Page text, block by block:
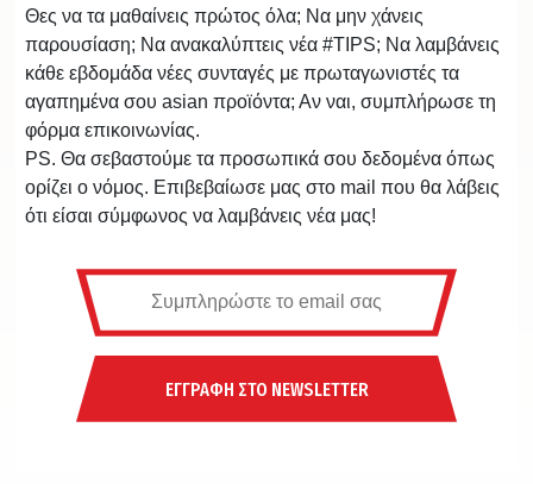
Θες να τα μαθαίνεις πρώτος όλα; Να μην χάνεις
παρουσίαση; Να ανακαλύπτεις νέα #TIPS; Να λαμβάνεις
κάθε εβδομάδα νέες συνταγές με πρωταγωνιστές τα
αγαπημένα σου asian προϊόντα; Αν ναι, συμπλήρωσε τη
φόρμα επικοινωνίας.
PS. Θα σεβαστούμε τα προσωπικά σου δεδομένα όπως
ορίζει ο νόμος. Επιβεβαίωσε μας στο mail που θα λάβεις
ότι είσαι σύμφωνος να λαμβάνεις νέα μας!
ΕΓΓΡΑΦΗ ΣΤΟ NEWSLETTER